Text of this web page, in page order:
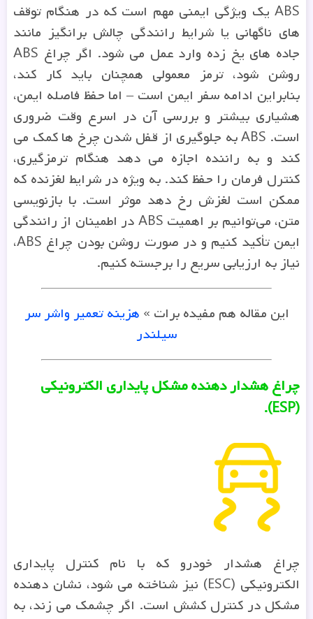
ABS یک ویژگی ایمنی مهم است که در هنگام توقف
های ناگهانی یا شرایط رانندگی چالش برانگیز مانند
جاده های یخ زده وارد عمل می شود. اگر چراغ ABS
روشن شود، ترمز معمولی همچنان باید کار کند،
بنابراین ادامه سفر ایمن است – اما حفظ فاصله ایمن،
هشیاری بیشتر و بررسی آن در اسرع وقت ضروری
است. ABS به جلوگیری از قفل شدن چرخ ها کمک می
کند و به راننده اجازه می دهد هنگام ترمزگیری،
کنترل فرمان را حفظ کند. به ویژه در شرایط لغزنده که
ممکن است لغزش رخ دهد موثر است. با بازنویسی
متن، می‌توانیم بر اهمیت ABS در اطمینان از رانندگی
ایمن تأکید کنیم و در صورت روشن بودن چراغ ABS،
نیاز به ارزیابی سریع را برجسته کنیم.
این مقاله هم مفیده برات » هزینه تعمیر واشر سر
سیلندر
چراغ هشدار دهنده مشکل پایداری الکترونیکی
(ESP).
چراغ هشدار خودرو که با نام کنترل پایداری
الکترونیکی (ESC) نیز شناخته می شود، نشان دهنده
مشکل در کنترل کشش است. اگر چشمک می زند، به